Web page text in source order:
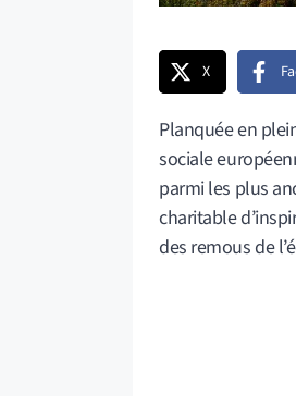
X
Planquée en
sociale
parmi les plus
charitable
des remous de